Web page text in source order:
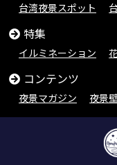
台湾夜景スポット
特集
イルミネーション
コンテンツ
夜景マガジン 夜景